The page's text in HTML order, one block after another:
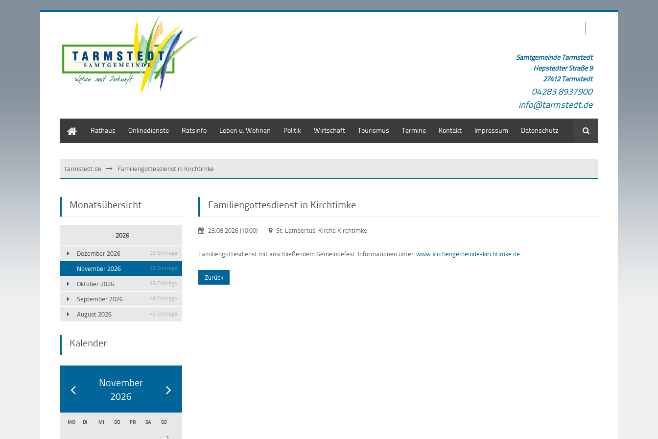
Samtgemeinde Tarmstedt
Hepstedter Straße 9
27412 Tarmstedt
04283 8937900
info@tarmstedt.de
Rathaus Onlinedienste Ratsinfo Leben u. Wohnen Politik Wirtschaft Tourismus Termine Kontakt Impressum Datenschutz Suche
tarmstedt.de Familiengottesdienst in Kirchtimke
Monatsübersicht
2026
Dezember 2026 29 Einträge
November 2026 39 Einträge
Oktober 2026 39 Einträge
September 2026 58 Einträge
August 2026 43 Einträge
Kalender
November
2026
MO DI MI DO FR SA SO
Familiengottesdienst in Kirchtimke
23.08.2026 (10:00) St. Lambertus-Kirche Kirchtimke
Familiengottesdienst mit anschließendem Gemeindefest. Informationen unter:www.kirchengemeinde-kirchtimke.de
Zurück